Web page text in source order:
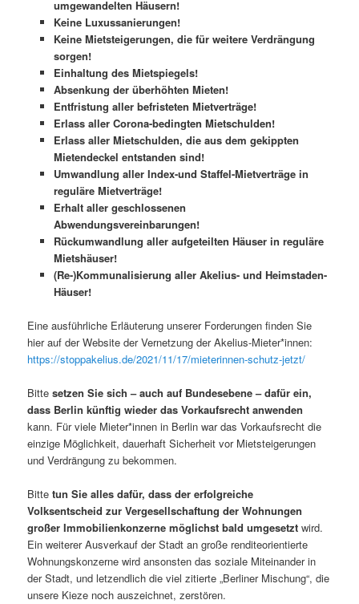
umgewandelten Häusern!
Keine Luxussanierungen!
Keine Mietsteigerungen, die für weitere Verdrängung
sorgen!
Einhaltung des Mietspiegels!
Absenkung der überhöhten Mieten!
Entfristung aller befristeten Mietverträge!
Erlass aller Corona-bedingten Mietschulden!
Erlass aller Mietschulden, die aus dem gekippten
Mietendeckel entstanden sind!
Umwandlung aller Index-und Staffel-Mietverträge in
reguläre Mietverträge!
Erhalt aller geschlossenen
Abwendungsvereinbarungen!
Rückumwandlung aller aufgeteilten Häuser in reguläre
Mietshäuser!
(Re-)Kommunalisierung aller Akelius- und Heimstaden-
Häuser!
Eine ausführliche Erläuterung unserer Forderungen finden Sie
hier auf der Website der Vernetzung der Akelius-Mieter*innen:
https://stoppakelius.de/2021/11/17/mieterinnen-schutz-jetzt/
Bittesetzen Sie sich – auch auf Bundesebene – dafür ein,
dass Berlin künftig wieder das Vorkaufsrecht anwenden
kann. Für viele Mieter*innen in Berlin war das Vorkaufsrecht die
einzige Möglichkeit, dauerhaft Sicherheit vor Mietsteigerungen
und Verdrängung zu bekommen.
Bittetun Sie alles dafür, dass der erfolgreiche
Volksentscheid zur Vergesellschaftung der Wohnungen
großer Immobilienkonzerne möglichst bald umgesetzt wird.
Ein weiterer Ausverkauf der Stadt an große renditeorientierte
Wohnungskonzerne wird ansonsten das soziale Miteinander in
der Stadt, und letzendlich die viel zitierte „Berliner Mischung“, die
unsere Kieze noch auszeichnet, zerstören.